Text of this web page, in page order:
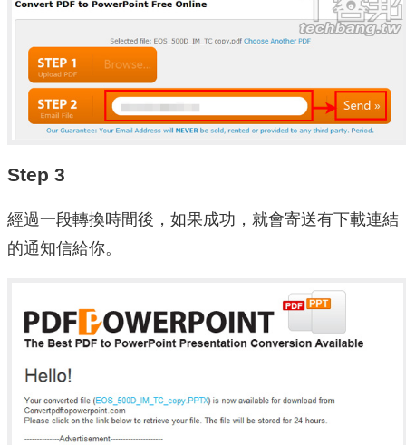
Step 3
經過一段轉換時間後，如果成功，就會寄送有下載連結
的通知信給你。